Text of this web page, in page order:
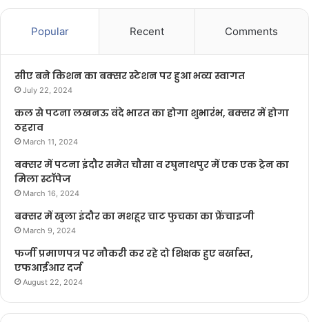
Popular Recent Comments
सीए बने किशन का बक्सर स्टेशन पर हुआ भव्य स्वागत
July 22, 2024
कल से पटना लखनऊ वंदे भारत का होगा शुभारंभ, बक्सर में होगा
ठहराव
March 11, 2024
बक्सर में पटना इंदौर समेत चौसा व रघुनाथपुर में एक एक ट्रेन का
मिला स्टॉपेज
March 16, 2024
बक्सर में खुला इंदौर का मशहूर चाट फुचका का फ्रेंचाइजी
March 9, 2024
फर्जी प्रमाणपत्र पर नौकरी कर रहे दो शिक्षक हुए बर्खास्त,
एफआईआर दर्ज
August 22, 2024